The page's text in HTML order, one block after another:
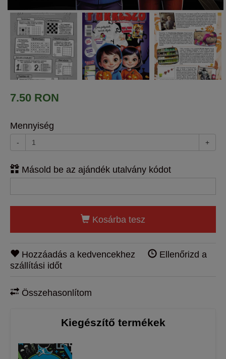
7.50 RON
Mennyiség
- +
Másold be az ajándék utalvány kódot
Kosárba tesz
Hozzáadás a kedvencekhez
Ellenőrizd a
szállítási időt
Összehasonlítom
Kiegészítő termékek